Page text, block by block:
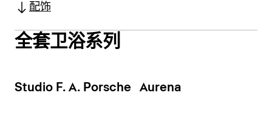
配饰
全套卫浴系列
Studio F. A. Porsche Aurena